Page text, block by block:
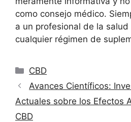
como consejo médico.
a un profesional de la
cualquier régimen de
Categorías
CBD
Avances Científicos:
Actuales sobre los Efectos
CBD